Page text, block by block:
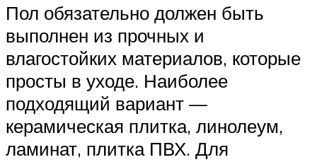
Пол обязательно должен быть
выполнен из прочных и
влагостойких материалов, которые
просты в уходе. Наиболее
подходящий вариант —
керамическая плитка, линолеум,
ламинат, плитка ПВХ. Для